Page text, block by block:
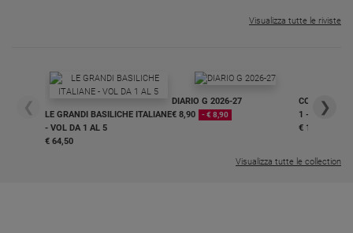
Visualizza tutte le riviste
❮
LE GRANDI BASILICHE ITALIANE
- VOL DA 1 AL 5
€ 64,50
DIARIO G 2026-27
€ 8,90
- € 8,90
COLLANA
1 - 2
€ 18,50
❯
Visualizza tutte le collection